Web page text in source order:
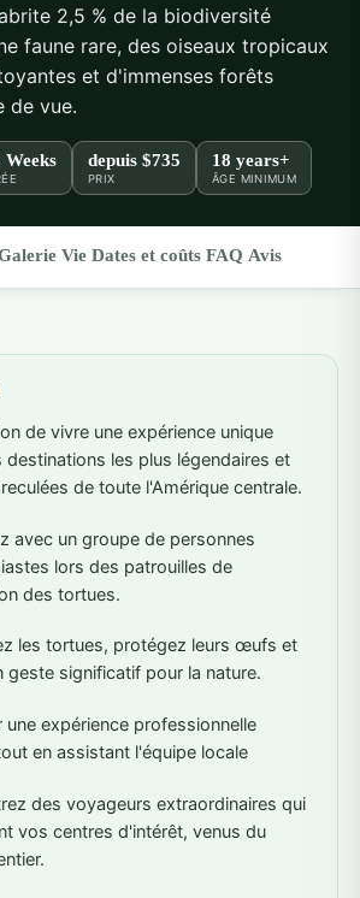
2,5 % de la biodiversité
faune rare, des oiseaux tropicaux
et d'immenses forêts
de vue.
Weeks depuis $735
PRIX
18 years+
ÂGE MINIMUM
Vie Dates et coûts FAQ Avis
de vivre une expérience unique
destinations les plus légendaires et
de toute l'Amérique centrale.
avec un groupe de personnes
lors des patrouilles de
des tortues.
les tortues, protégez leurs œufs et
geste significatif pour la nature.
une expérience professionnelle
en assistant l'équipe locale
des voyageurs extraordinaires qui
vos centres d'intérêt, venus du